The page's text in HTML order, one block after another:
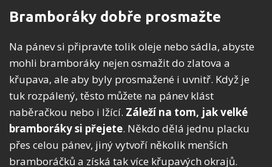
Bramboráky dobře prosmažte
Na pánev si připravte tolik oleje nebo sádla, abyste
mohli bramboráky nejen osmažit do zlatova a
křupava, ale aby byly prosmažené i uvnitř. Když je
tuk rozpálený, těsto můžete na pánev klást
naběračkou nebo i lžící. Záleží na tom, jak velké
bramboráky si přejete. Někdo dělá jednu placku
přes celou pánev, jiný vytvoří několik menších
bramboráčků a získá tak více křupavých okrajů.